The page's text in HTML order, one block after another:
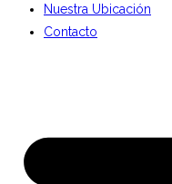
Nuestra Ubicación
Contacto